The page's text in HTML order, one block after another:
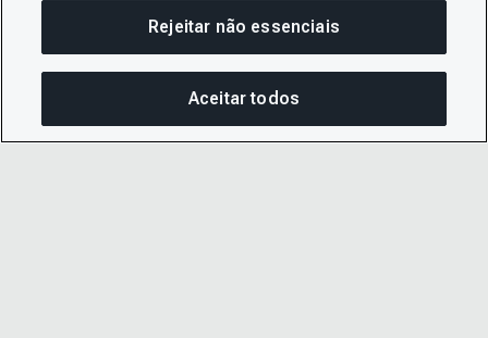
COMPARTILHAR ESTA
ABRIR
Rejeitar não essenciais
Aceitar todos